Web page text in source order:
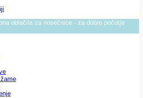
oblačila za nosečnice - za dobro počutje